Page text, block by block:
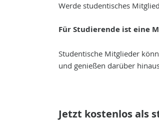
Werde studentisches
Für Studierende ist eine
Studentische Mitglieder
und genießen darüber
Jetzt kostenlos als